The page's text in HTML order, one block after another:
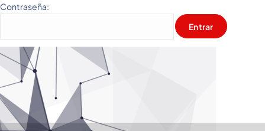
Contraseña: